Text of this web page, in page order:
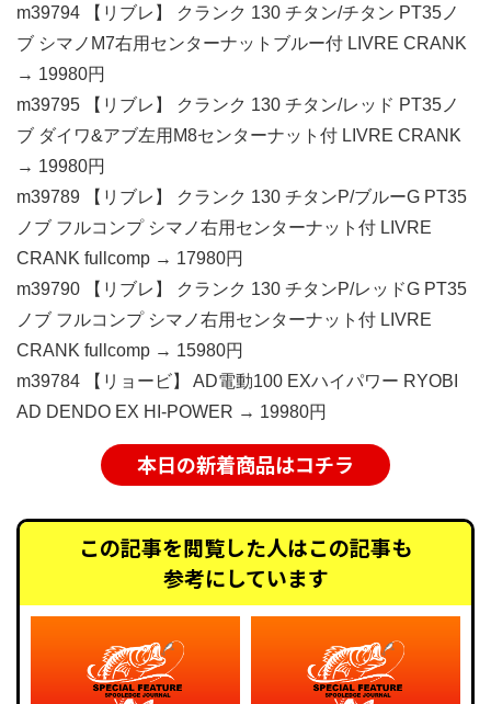
m39794 【リブレ】 クランク 130 チタン/チタン PT35ノ
ブ シマノM7右用センターナットブルー付 LIVRE CRANK
→ 19980円
m39795 【リブレ】 クランク 130 チタン/レッド PT35ノ
ブ ダイワ&アブ左用M8センターナット付 LIVRE CRANK
→ 19980円
m39789 【リブレ】 クランク 130 チタンP/ブルーG PT35
ノブ フルコンプ シマノ右用センターナット付 LIVRE
CRANK fullcomp → 17980円
m39790 【リブレ】 クランク 130 チタンP/レッドG PT35
ノブ フルコンプ シマノ右用センターナット付 LIVRE
CRANK fullcomp → 15980円
m39784 【リョービ】 AD電動100 EXハイパワー RYOBI
AD DENDO EX HI-POWER → 19980円
本日の新着商品はコチラ
この記事を閲覧した人はこの記事も
参考にしています